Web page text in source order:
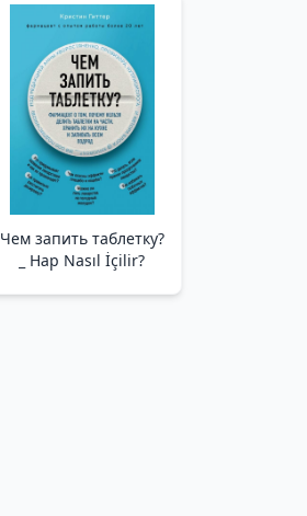
при свечах и читала
на подоконнике
/Hygge Veya Danca'Da
Rahat Mutluluk. Bir Yıl
Boyunca Kendimi
"Salyangozlarla"
Чем запить таблетку?
_ Hap Nasıl İçilir?